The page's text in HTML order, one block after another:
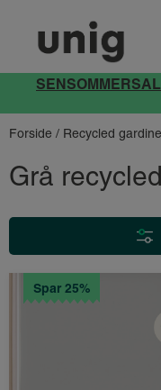
Forside / Recycled
Grå
Spar 25%